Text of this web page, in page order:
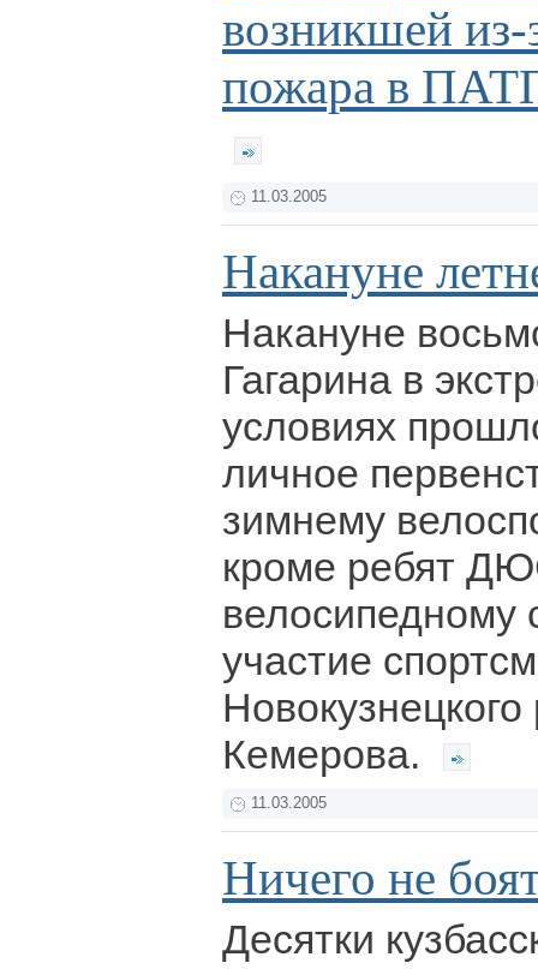
возникшей из-
пожара в
11.03.2005
Накануне
Накануне
Гагарина в
условиях
личное
зимнему
кроме ребят
велосипедному
участие
Кемерова.
11.03.2005
Ничего не
Десятки